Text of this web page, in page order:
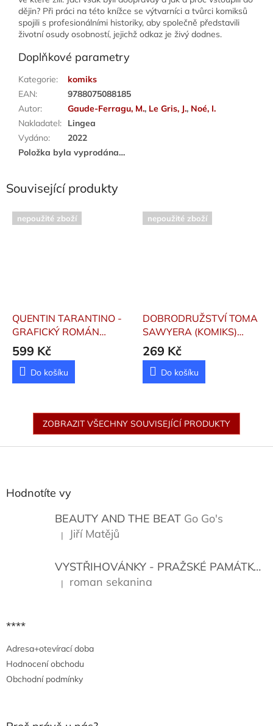
dějin? Při práci na této knížce se výtvarníci a tvůrci komiksů
spojili s profesionálními historiky, aby společně představili
životní osudy osobností, jejichž odkaz je živý dodnes.
Doplňkové parametry
Kategorie:
komiks
EAN:
9788075088185
Autor: Gaude-Ferragu, M., Le Gris, J., Noé, I.
Nakladatel:
Lingea
Vydáno:
2022
Položka byla vyprodána…
Související produkty
nepoužité zboží
QUENTIN TARANTINO -
GRAFICKÝ ROMÁN
Dumalasová, Christina;
Horáková, Kateřin
599 Kč
Do košíku
nepoužité zboží
DOBRODRUŽSTVÍ TOMA
SAWYERA (KOMIKS)
Toon, Orange
269 Kč
Do košíku
ZOBRAZIT VŠECHNY SOUVISEJÍCÍ PRODUKTY
Hodnotíte vy
BEAUTY AND THE BEAT Go Go's
Hodnocení produktu je 5 z 5 hvězdiček.
| Jiří Matějů
VYSTŘIHOVÁNKY - PRAŽSKÉ PAMÁTKY
Hodnocení produktu je 5 z 5 hvězdiček.
| roman sekanina
****
Adresa+otevírací doba
Hodnocení obchodu
Obchodní podmínky